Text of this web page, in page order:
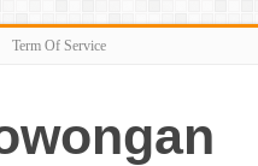
Term Of Service